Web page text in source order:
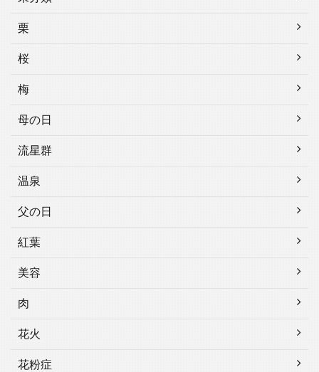
栗
桜
梅
母の日
流星群
温泉
父の日
紅葉
美容
肉
花火
花粉症